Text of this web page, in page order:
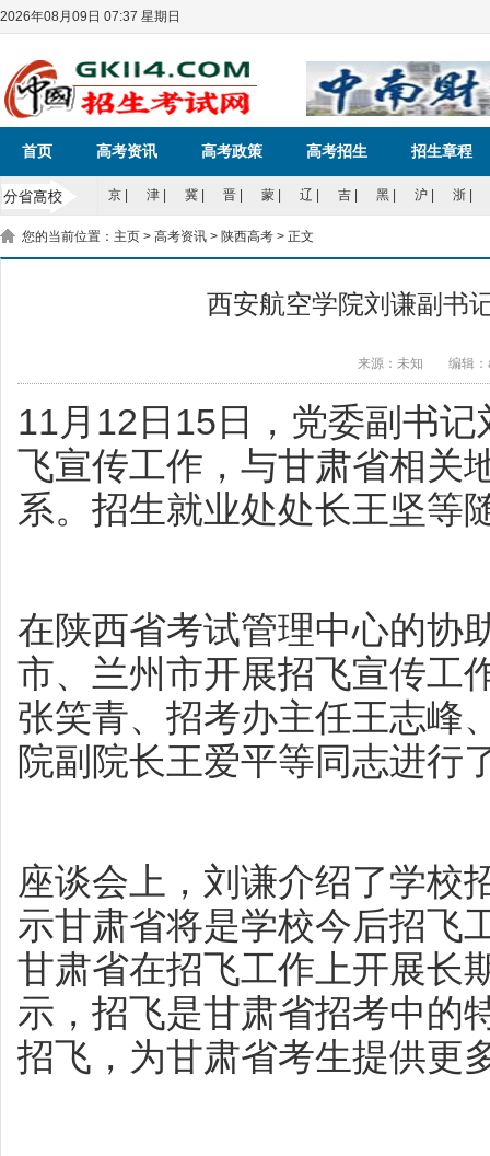
2026年08月09日 07:37 星期日
首页 高考资讯 高考政策 高考招生 招生章程
京| 津| 冀| 晋| 蒙| 辽 吉| 黑| 沪| 浙|
您的当前位置： 主页 > 高考资讯 > 陕西高考 > 正文
西安航空学院刘谦副书
来源：未知 编辑
11月12日15日，党委副书
飞宣传工作，与甘肃省相关
系。招生就业处处长王坚等
在陕西省考试管理中心的协
市、兰州市开展招飞宣传工
张笑青、招考办主任王志峰
院副院长王爱平等同志进行
座谈会上，刘谦介绍了学校
示甘肃省将是学校今后招飞
甘肃省在招飞工作上开展长
示，招飞是甘肃省招考中的
招飞，为甘肃省考生提供更